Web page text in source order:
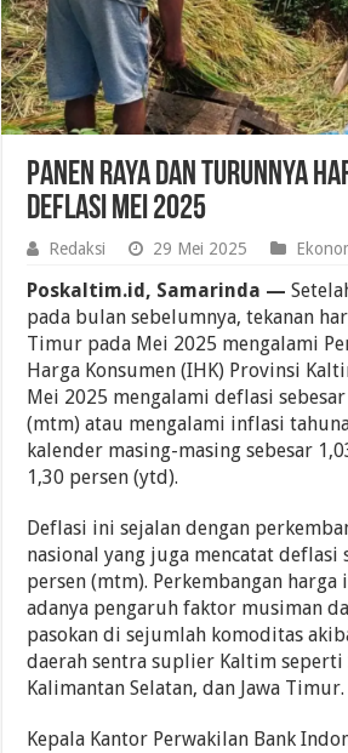
Panen Raya dan Turunnya
Deflasi Mei 2025
Redaksi 29 Mei 2025
Poskaltim.id, Samarinda —
pada bulan sebelumnya, tekanan
Timur pada Mei 2025 mengalami
Harga Konsumen (IHK) Provinsi
Mei 2025 mengalami deflasi
(mtm) atau mengalami inflasi
kalender masing-masing sebesar
1,30 persen (ytd).
Deflasi ini sejalan dengan
nasional yang juga mencatat deflasi
persen (mtm). Perkembangan
adanya pengaruh faktor musiman
pasokan di sejumlah komoditas
daerah sentra suplier Kaltim seperti
Kalimantan Selatan, dan Jawa Timur.
Kepala Kantor Perwakilan Bank